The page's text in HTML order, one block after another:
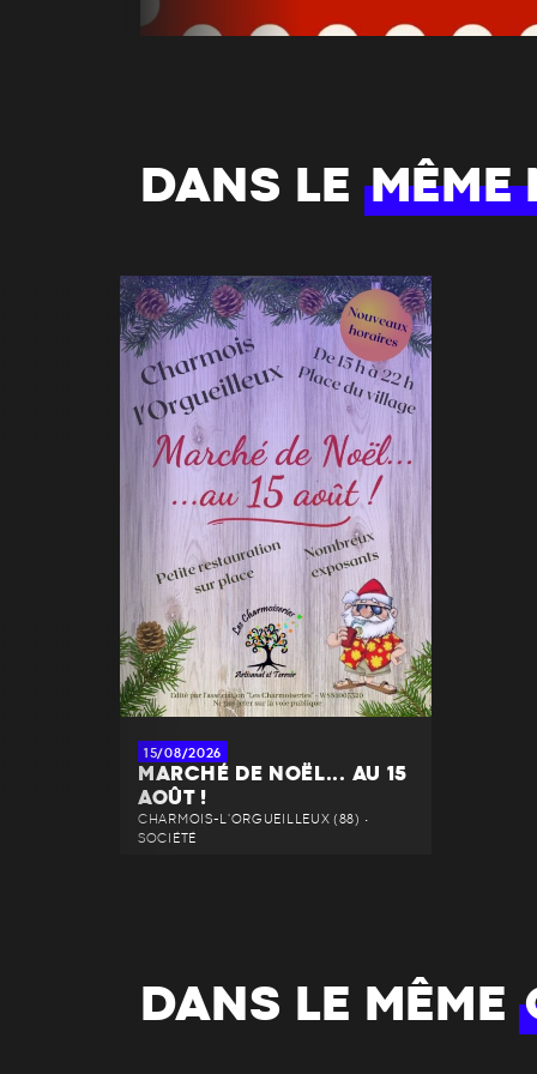
DANS LE MÊME
15/08/2026
MARCHÉ DE NOËL... AU 15
AOÛT !
CHARMOIS-L'ORGUEILLEUX (88) •
SOCIÉTÉ
DANS LE MÊME